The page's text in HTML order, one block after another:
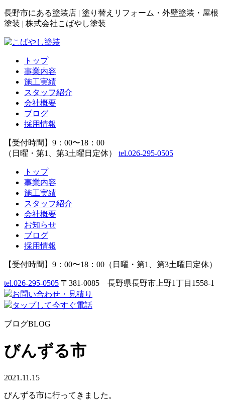
長野市にある塗装店 | 塗り替えリフォーム・外壁塗装・屋根
塗装 | 株式会社こばやし塗装
トップ
事業内容
施工実績
スタッフ紹介
会社概要
ブログ
採用情報
【受付時間】9：00〜18：00
（日曜・第1、第3土曜日定休）
tel.026-295-0505
トップ
事業内容
施工実績
スタッフ紹介
会社概要
お知らせ
ブログ
採用情報
【受付時間】9：00〜18：00（日曜・第1、第3土曜日定休）
tel.026-295-0505 〒381-0085 長野県長野市上野1丁目1558-1
お問い合わせ ・ 見積り
タップして今すぐ電話
ブログBLOG
びんずる市
2021.11.15
びんずる市に行ってきました。